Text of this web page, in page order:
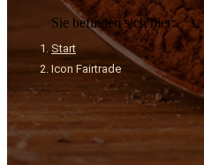
Sie befinden sich hier:
Start
Icon Fairtrade